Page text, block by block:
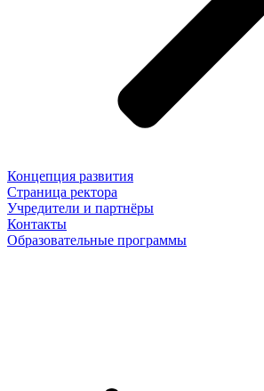
Концепция развития
Страница ректора
Учредители и партнёры
Контакты
Образовательные программы